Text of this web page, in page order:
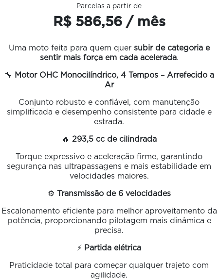
Parcelas a partir de
R$ 586,56 / mês
Uma moto feita para quem quer subir de categoria e
sentir mais força em cada acelerada.
🔧 Motor OHC Monocilíndrico, 4 Tempos – Arrefecido a
Ar
Conjunto robusto e confiável, com manutenção
simplificada e desempenho consistente para cidade e
estrada.
🔥 293,5 cc de cilindrada
Torque expressivo e aceleração firme, garantindo
segurança nas ultrapassagens e mais estabilidade em
velocidades maiores.
⚙️ Transmissão de 6 velocidades
Escalonamento eficiente para melhor aproveitamento da
potência, proporcionando pilotagem mais dinâmica e
precisa.
⚡ Partida elétrica
Praticidade total para começar qualquer trajeto com
agilidade.